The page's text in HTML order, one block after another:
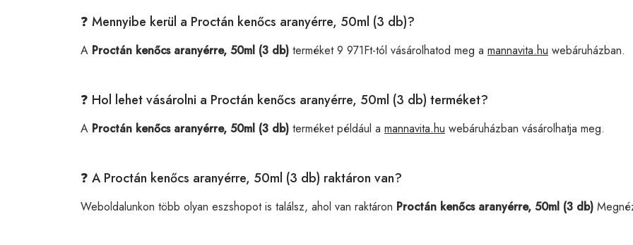
❓ Mennyibe kerül a Proctán kenőcs aranyérre, 50ml (3 db)?
A Proctán kenőcs aranyérre, 50ml (3 db) terméket 9 971Ft-tól vásárolhatod meg a mannavita.hu webáruházban.
❓ Hol lehet vásárolni a Proctán kenőcs aranyérre, 50ml (3 db) terméket?
A Proctán kenőcs aranyérre, 50ml (3 db) terméket például a mannavita.hu webáruházban vásárolhatja meg.
❓ A Proctán kenőcs aranyérre, 50ml (3 db) raktáron van?
Weboldalunkon több olyan eszshopot is találsz, ahol van raktáron Proctán kenőcs aranyérre, 50ml (3 db)